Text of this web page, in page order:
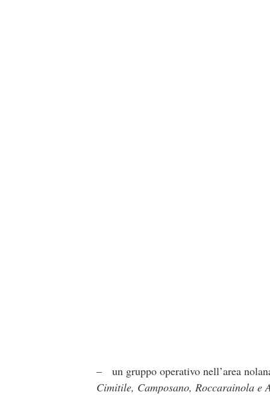
– un gruppo operativo nell’area
Cimitile, Camposano, Roccarainola e